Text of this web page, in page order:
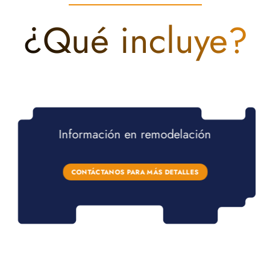
¿Qué incluye?
Información en remodelación
CONTÁCTANOS PARA MÁS DETALLES